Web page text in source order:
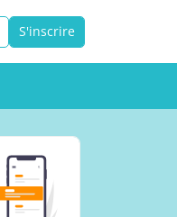
S'inscrire